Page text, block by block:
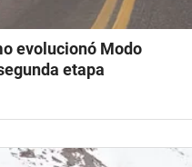
evolucionó Modo
etapa